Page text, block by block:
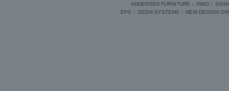
ANDERSEN FURNITURE :: INNO::
EFG :: SEDIA SYSTEMS :: NEW DESIGN